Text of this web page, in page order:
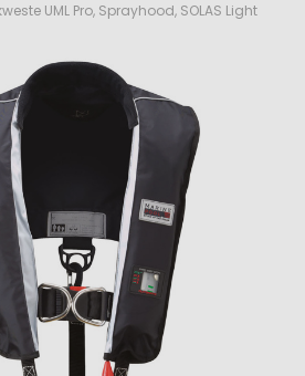
UML Pro, Sprayhood, SOLAS Light